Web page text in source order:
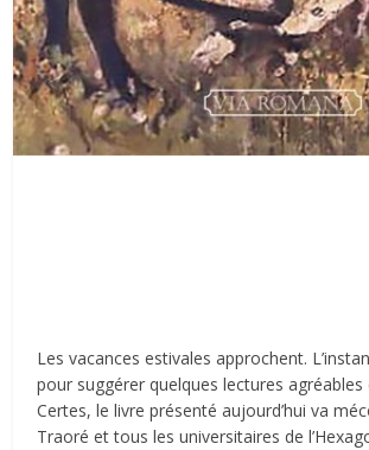
Les vacances estivales approchent.
pour suggérer quelques lectures agréables
Certes, le livre présenté aujourd’hui va
Traoré et tous les universitaires de